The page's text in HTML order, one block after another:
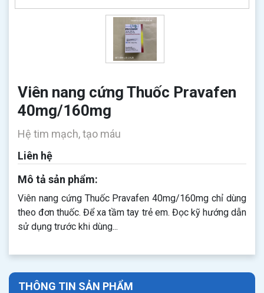
Viên nang cứng Thuốc Pravafen
40mg/160mg
Hệ tim mạch, tạo máu
Liên hệ
Mô tả sản phẩm:
Viên nang cứng Thuốc Pravafen 40mg/160mg chỉ dùng
theo đơn thuốc. Để xa tầm tay trẻ em. Đọc kỹ hướng dẫn
sử dụng trước khi dùng...
THÔNG TIN SẢN PHẨM